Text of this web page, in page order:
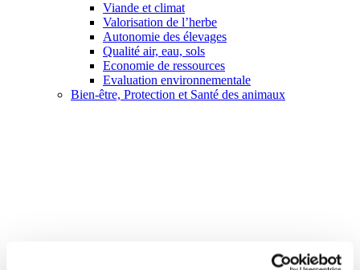
Viande et climat
Valorisation de l’herbe
Autonomie des élevages
Qualité air, eau, sols
Economie de ressources
Evaluation environnementale
Bien-être, Protection et Santé des animaux